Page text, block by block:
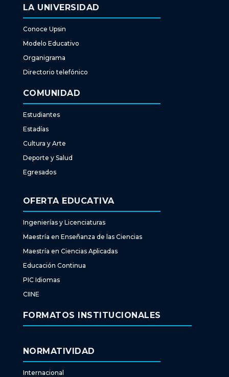
LA UNIVERSIDAD
Conoce Upsin
Modelo Educativo
Organigrama
Directorio telefónico
COMUNIDAD
Estudiantes
Estadías
Cultura y Arte
Deporte y Salud
Egresados
OFERTA EDUCATIVA
Ingenierías y Licenciaturas
Maestría en Enseñanza de las Ciencias
Maestría en Ciencias Aplicadas
Educación Continua
PIC Idiomas
CIINE
FORMATOS INSTITUCIONALES
NORMATIVIDAD
Internacional